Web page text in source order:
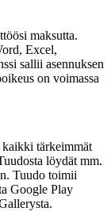
maksutta.
Excel,
sallii asennuksen
on voimassa
tärkeimmät
löydät mm.
Tuudo toimii
Google Play